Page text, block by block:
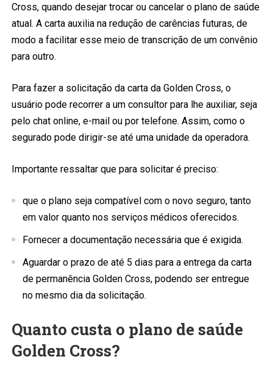
Cross, quando desejar trocar ou cancelar o plano de saúde
atual. A carta auxilia na redução de carências futuras, de
modo a facilitar esse meio de transcrição de um convênio
para outro.
Para fazer a solicitação da carta da Golden Cross, o
usuário pode recorrer a um consultor para lhe auxiliar, seja
pelo chat online, e-mail ou por telefone. Assim, como o
segurado pode dirigir-se até uma unidade da operadora.
Importante ressaltar que para solicitar é preciso:
que o plano seja compatível com o novo seguro, tanto
em valor quanto nos serviços médicos oferecidos.
Fornecer a documentação necessária que é exigida.
Aguardar o prazo de até 5 dias para a entrega da carta
de permanência Golden Cross, podendo ser entregue
no mesmo dia da solicitação.
Quanto custa o plano de saúde
Golden Cross?